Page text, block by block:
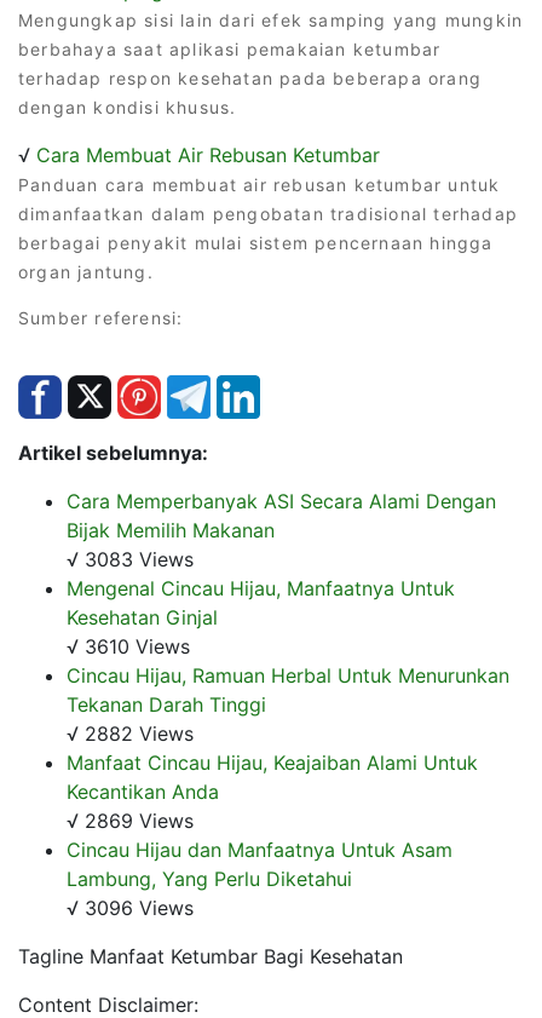
Mengungkap sisi lain dari efek samping yang mungkin
berbahaya saat aplikasi pemakaian ketumbar
terhadap respon kesehatan pada beberapa orang
dengan kondisi khusus.
√ Cara Membuat Air Rebusan Ketumbar
Panduan cara membuat air rebusan ketumbar untuk
dimanfaatkan dalam pengobatan tradisional terhadap
berbagai penyakit mulai sistem pencernaan hingga
organ jantung.
Sumber referensi:
Artikel sebelumnya:
Cara Memperbanyak ASI Secara Alami Dengan
Bijak Memilih Makanan
√ 3083 Views
Mengenal Cincau Hijau, Manfaatnya Untuk
Kesehatan Ginjal
√ 3610 Views
Cincau Hijau, Ramuan Herbal Untuk Menurunkan
Tekanan Darah Tinggi
√ 2882 Views
Manfaat Cincau Hijau, Keajaiban Alami Untuk
Kecantikan Anda
√ 2869 Views
Cincau Hijau dan Manfaatnya Untuk Asam
Lambung, Yang Perlu Diketahui
√ 3096 Views
Tagline Manfaat Ketumbar Bagi Kesehatan
Content Disclaimer: